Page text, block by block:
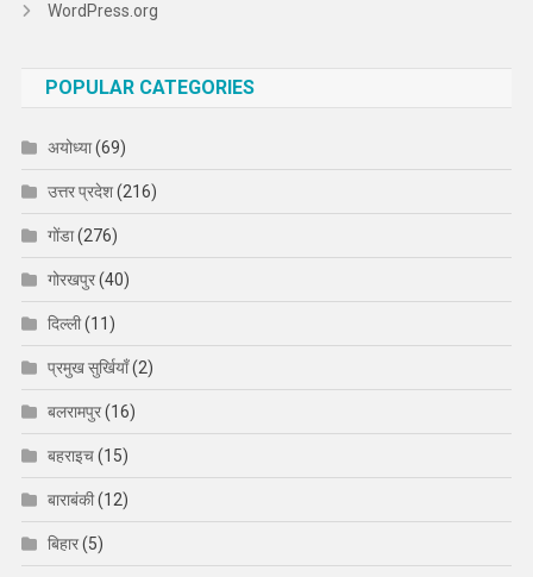
WordPress.org
POPULAR CATEGORIES
अयोध्या(69)
उत्तर प्रदेश(216)
गोंडा(276)
गोरखपुर(40)
दिल्ली(11)
प्रमुख सुर्खियाँ(2)
बलरामपुर(16)
बहराइच(15)
बाराबंकी(12)
बिहार(5)